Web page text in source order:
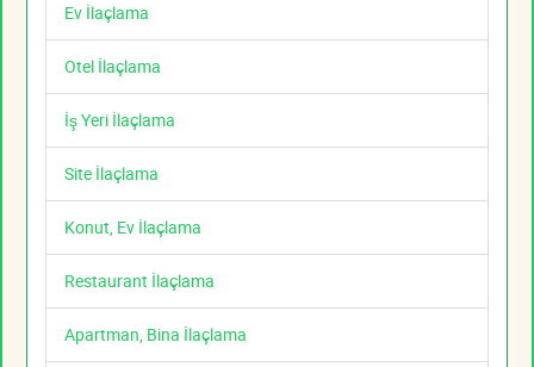
Ev İlaçlama
Otel İlaçlama
İş Yeri İlaçlama
Site İlaçlama
Konut, Ev İlaçlama
Restaurant İlaçlama
Apartman, Bina İlaçlama